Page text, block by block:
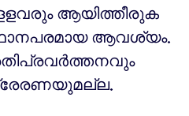
ആയിത്തീരുക
ആവശ്യം.